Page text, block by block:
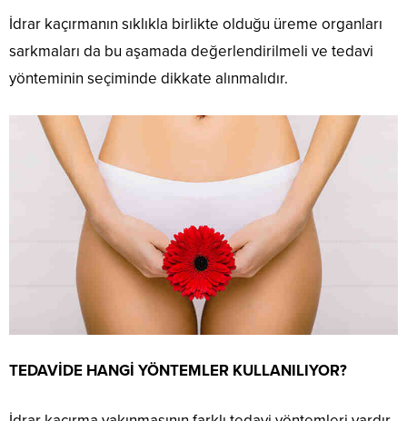
İdrar kaçırmanın sıklıkla birlikte olduğu üreme organları
sarkmaları da bu aşamada değerlendirilmeli ve tedavi
yönteminin seçiminde dikkate alınmalıdır.
TEDAVİDE HANGİ YÖNTEMLER KULLANILIYOR?